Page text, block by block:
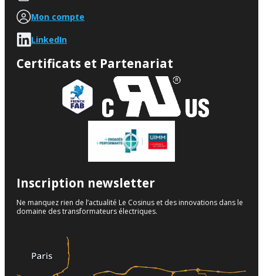
Mon compte
LinkedIn
Certificats et Partenariat
Inscription newsletter
Ne manquez rien de l’actualité Le Cosinus et des innovations dans le
domaine des transformateurs électriques.